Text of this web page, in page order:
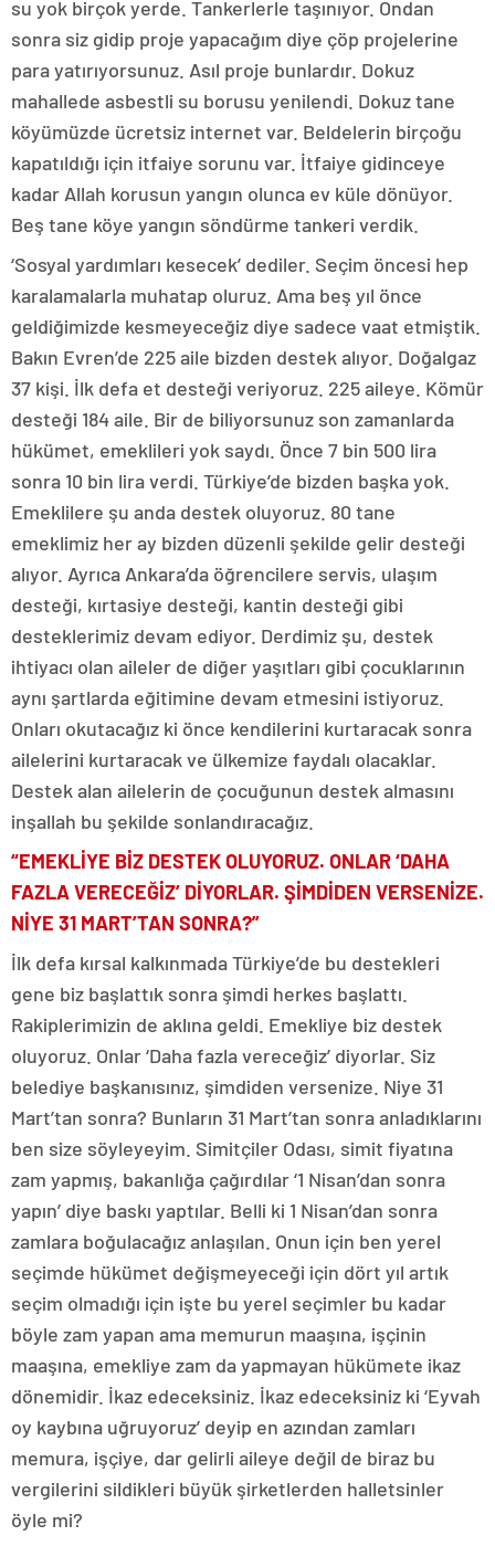
su yok birçok yerde. Tankerlerle taşınıyor. Ondan
sonra siz gidip proje yapacağım diye çöp projelerine
para yatırıyorsunuz. Asıl proje bunlardır. Dokuz
mahallede asbestli su borusu yenilendi. Dokuz tane
köyümüzde ücretsiz internet var. Beldelerin birçoğu
kapatıldığı için itfaiye sorunu var. İtfaiye gidinceye
kadar Allah korusun yangın olunca ev küle dönüyor.
Beş tane köye yangın söndürme tankeri verdik.
‘Sosyal yardımları kesecek’ dediler. Seçim öncesi hep
karalamalarla muhatap oluruz. Ama beş yıl önce
geldiğimizde kesmeyeceğiz diye sadece vaat etmiştik.
Bakın Evren’de 225 aile bizden destek alıyor. Doğalgaz
37 kişi. İlk defa et desteği veriyoruz. 225 aileye. Kömür
desteği 184 aile. Bir de biliyorsunuz son zamanlarda
hükümet, emeklileri yok saydı. Önce 7 bin 500 lira
sonra 10 bin lira verdi. Türkiye’de bizden başka yok.
Emeklilere şu anda destek oluyoruz. 80 tane
emeklimiz her ay bizden düzenli şekilde gelir desteği
alıyor. Ayrıca Ankara’da öğrencilere servis, ulaşım
desteği, kırtasiye desteği, kantin desteği gibi
desteklerimiz devam ediyor. Derdimiz şu, destek
ihtiyacı olan aileler de diğer yaşıtları gibi çocuklarının
aynı şartlarda eğitimine devam etmesini istiyoruz.
Onları okutacağız ki önce kendilerini kurtaracak sonra
ailelerini kurtaracak ve ülkemize faydalı olacaklar.
Destek alan ailelerin de çocuğunun destek almasını
inşallah bu şekilde sonlandıracağız.
“EMEKLİYE BİZ DESTEK OLUYORUZ. ONLAR ‘DAHA
FAZLA VERECEĞİZ’ DİYORLAR. ŞİMDİDEN VERSENİZE.
NİYE 31 MART’TAN SONRA?”
İlk defa kırsal kalkınmada Türkiye’de bu destekleri
gene biz başlattık sonra şimdi herkes başlattı.
Rakiplerimizin de aklına geldi. Emekliye biz destek
oluyoruz. Onlar ‘Daha fazla vereceğiz’ diyorlar. Siz
belediye başkanısınız, şimdiden versenize. Niye 31
Mart’tan sonra? Bunların 31 Mart’tan sonra anladıklarını
ben size söyleyeyim. Simitçiler Odası, simit fiyatına
zam yapmış, bakanlığa çağırdılar ‘1 Nisan’dan sonra
yapın’ diye baskı yaptılar. Belli ki 1 Nisan’dan sonra
zamlara boğulacağız anlaşılan. Onun için ben yerel
seçimde hükümet değişmeyeceği için dört yıl artık
seçim olmadığı için işte bu yerel seçimler bu kadar
böyle zam yapan ama memurun maaşına, işçinin
maaşına, emekliye zam da yapmayan hükümete ikaz
dönemidir. İkaz edeceksiniz. İkaz edeceksiniz ki ‘Eyvah
oy kaybına uğruyoruz’ deyip en azından zamları
memura, işçiye, dar gelirli aileye değil de biraz bu
vergilerini sildikleri büyük şirketlerden halletsinler
öyle mi?